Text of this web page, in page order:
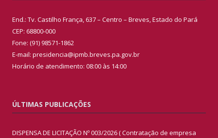
End.: Tv. Castilho França, 637 – Centro – Breves, Estado do Pará
CEP: 68800-000
Fone: (91) 98571-1862
E-mail: presidencia@ipmb.breves.pa.gov.br
Horário de atendimento: 08:00 às 14:00
ÚLTIMAS PUBLICAÇÕES
DISPENSA DE LICITAÇÃO Nº 003/2026 ( Contratação de empresa